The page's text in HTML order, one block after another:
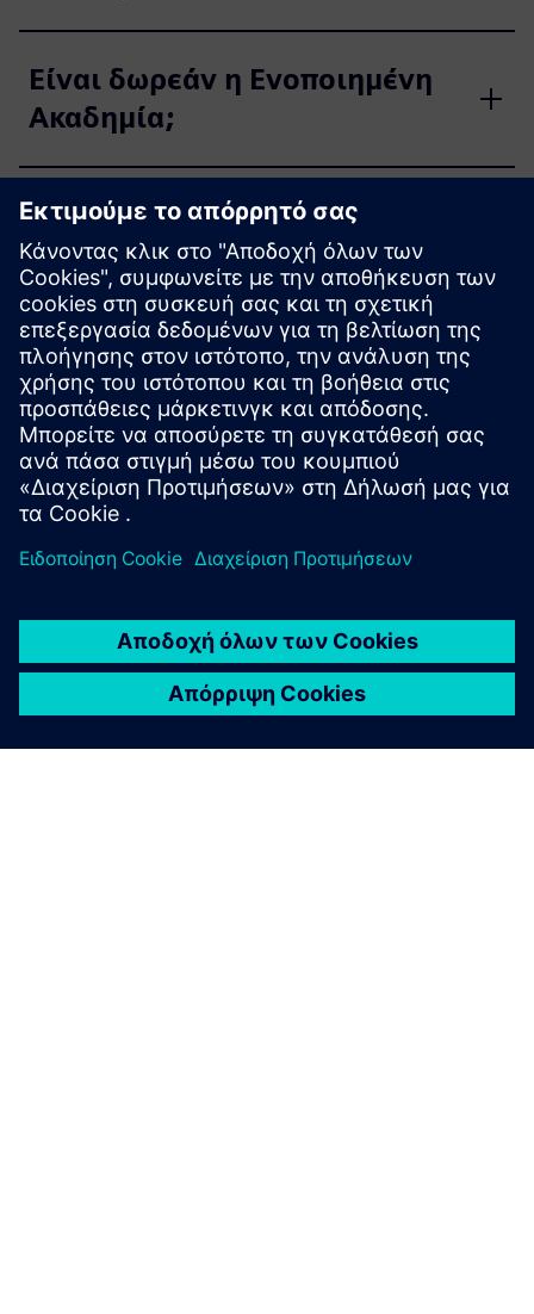
Είναι δωρεάν η Ενοποιημένη
Ακαδημία;
Ποιο επίπεδο δεξιοτήτων
καλύπτουν τα μαθήματα;
Κερδίζω πιστοποιητικό;
Ποιο λογισμικό καλύπτεται;